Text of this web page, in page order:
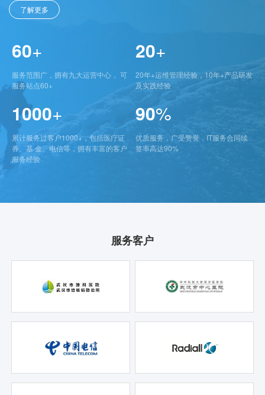
了解更多
60+
服务范围广，拥有九大运营中心， 可
服务站点60+
20+
20年+运维管理经验，10年+产品研发
及实践经验
1000+
累计服务过客户1000+，包括医疗证
券、基 金、电信等，拥有丰富的客户
服务经验
90%
优质服务，广受赞誉，IT服务合同续
签率高达90%
服务客户